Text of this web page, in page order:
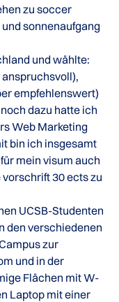
zu soccer
sonnenaufgang
und wählte:
empfehlenswert)
dazu hatte ich
Web Marketing
bin ich insgesamt
mein visum auch
30 ects zu
UCSB-Studenten
den verschiedenen
zur
und in der
Flächen mit W-
Laptop mit einer